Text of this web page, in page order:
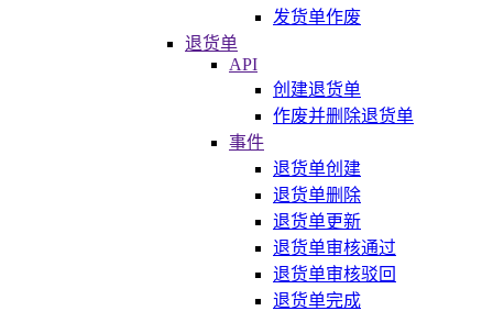
发货单作废
退货单
API
创建退货单
作废并删除退货单
事件
退货单创建
退货单删除
退货单更新
退货单审核通过
退货单审核驳回
退货单完成